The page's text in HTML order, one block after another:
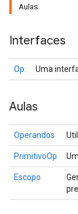
Aulas
Interfaces
Op. Uma
Aulas
Operandos
PrimitivoOp
Escopo